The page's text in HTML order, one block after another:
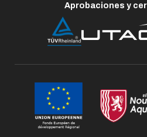
Aprobaciones y